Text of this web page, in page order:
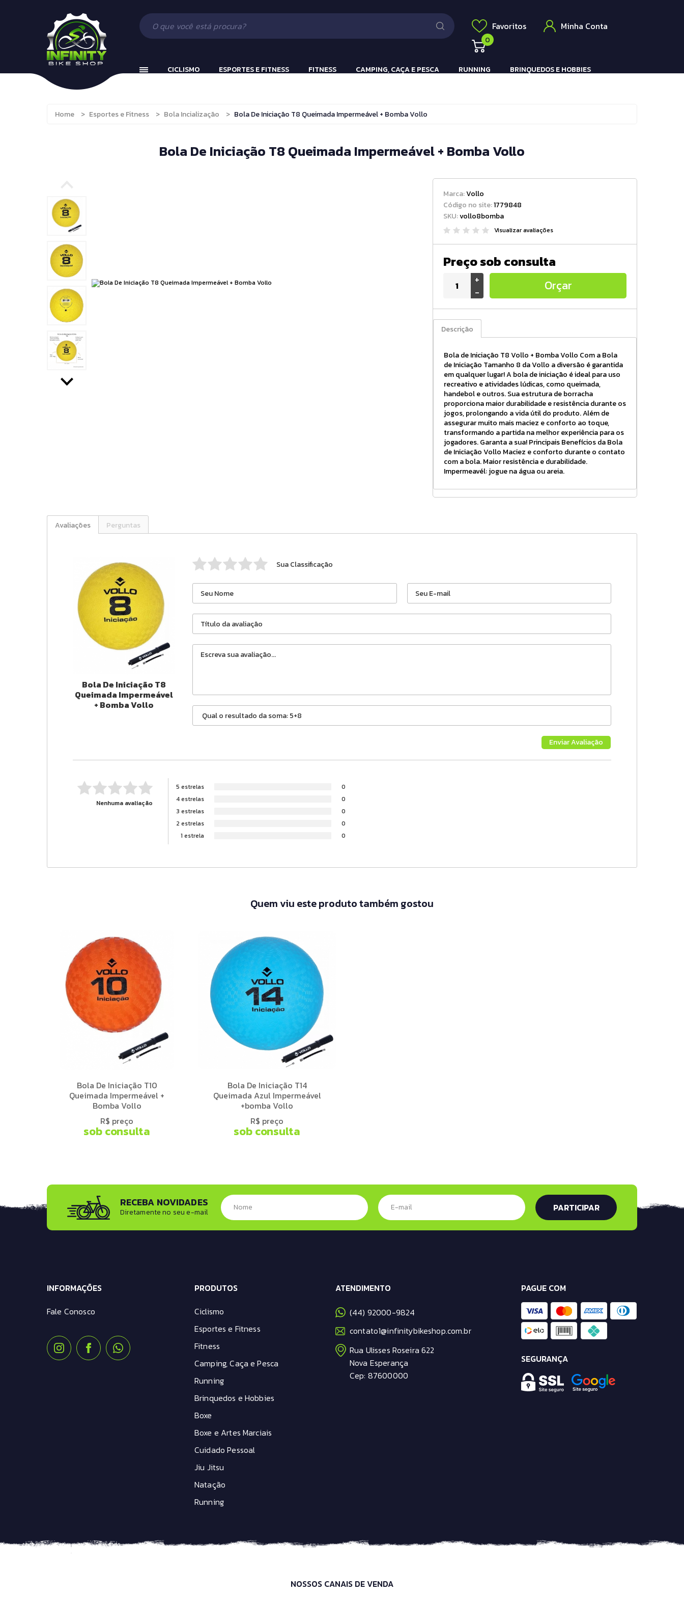
Favoritos Minha Conta
0
CICLISMO ESPORTES E FITNESS
Fitness e Musculação
FITNESS CAMPING, CAÇA E PESCA RUNNING BRINQUEDOS E HOBBIES
Ciclismo
Esportes e Fitness
Fitness
Camping, Caça e Pesca
Brinquedos e Hobbies
Natação
Running
Acessórios
Componentes
Beach Tennis
Fitness e Musculação
Tênis de Mesa
Lanternas Pistola e Rifle Elétrico
Luva
Home > Esportes e Fitness > Bola Incialização > Bola De Iniciação T8 Queimada Impermeável + Bomba Vollo
Bola De Iniciação T8 Queimada Impermeável + Bomba Vollo
Marca:Vollo
Código no site:1779848
SKU:vollo8bomba
Visualizar avaliações
Preço sob consulta
+
-
Orçar
Descrição
Bola de Iniciação T8 Vollo + Bomba Vollo Com a Bola
de Iniciação Tamanho 8 da Vollo a diversão é garantida
em qualquer lugar! A bola de iniciação é ideal para uso
recreativo e atividades lúdicas, como queimada,
handebol e outros. Sua estrutura de borracha
proporciona maior durabilidade e resistência durante os
jogos, prolongando a vida útil do produto. Além de
assegurar muito mais maciez e conforto ao toque,
transformando a partida na melhor experiência para os
jogadores. Garanta a sua! Principais Benefícios da Bola
de Iniciação Vollo Maciez e conforto durante o contato
com a bola. Maior resistência e durabilidade.
Impermeavél: jogue na água ou areia.
Avaliações Perguntas
Bola De Iniciação T8
Queimada Impermeável
+ Bomba Vollo
Sua Classificação
Nenhuma avaliação
5 estrelas
0
4 estrelas
0
3 estrelas
0
2 estrelas
0
1 estrela
0
Quem viu este produto também gostou
Bola De Iniciação T10
Queimada Impermeável +
Bomba Vollo
R$ preço
sob consulta
Bola De Iniciação T14
Queimada Azul Impermeável
+bomba Vollo
R$ preço
sob consulta
RECEBA NOVIDADES
Diretamente no seu e-mail
INFORMAÇÕES
Fale Conosco
PRODUTOS
Ciclismo
Esportes e Fitness
Fitness
Camping, Caça e Pesca
Running
Brinquedos e Hobbies
Boxe
Boxe e Artes Marciais
Cuidado Pessoal
Jiu Jitsu
Natação
Running
ATENDIMENTO
(44) 92000-9824
contato1@infinitybikeshop.com.br
Rua Ulisses Roseira 622
Nova Esperança
Cep: 87600000
PAGUE COM
SEGURANÇA
NOSSOS CANAIS DE VENDA